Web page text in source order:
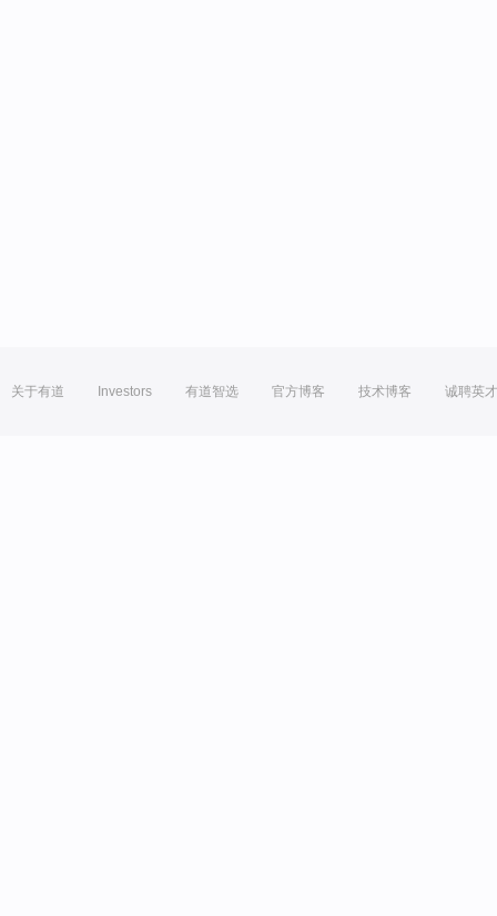
关于有道 Investors 有道智选 官方博客 技术博客 诚聘英才